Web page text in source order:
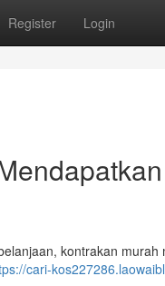
Register Login
kontrakan
cari-